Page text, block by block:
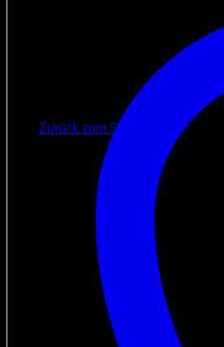
Es befinden sich keine
Zurück zum Shop